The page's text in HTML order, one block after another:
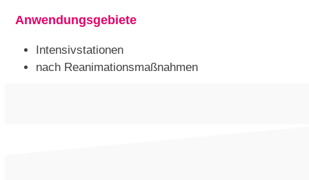
Anwendungsgebiete
Intensivstationen
nach Reanimationsmaßnahmen